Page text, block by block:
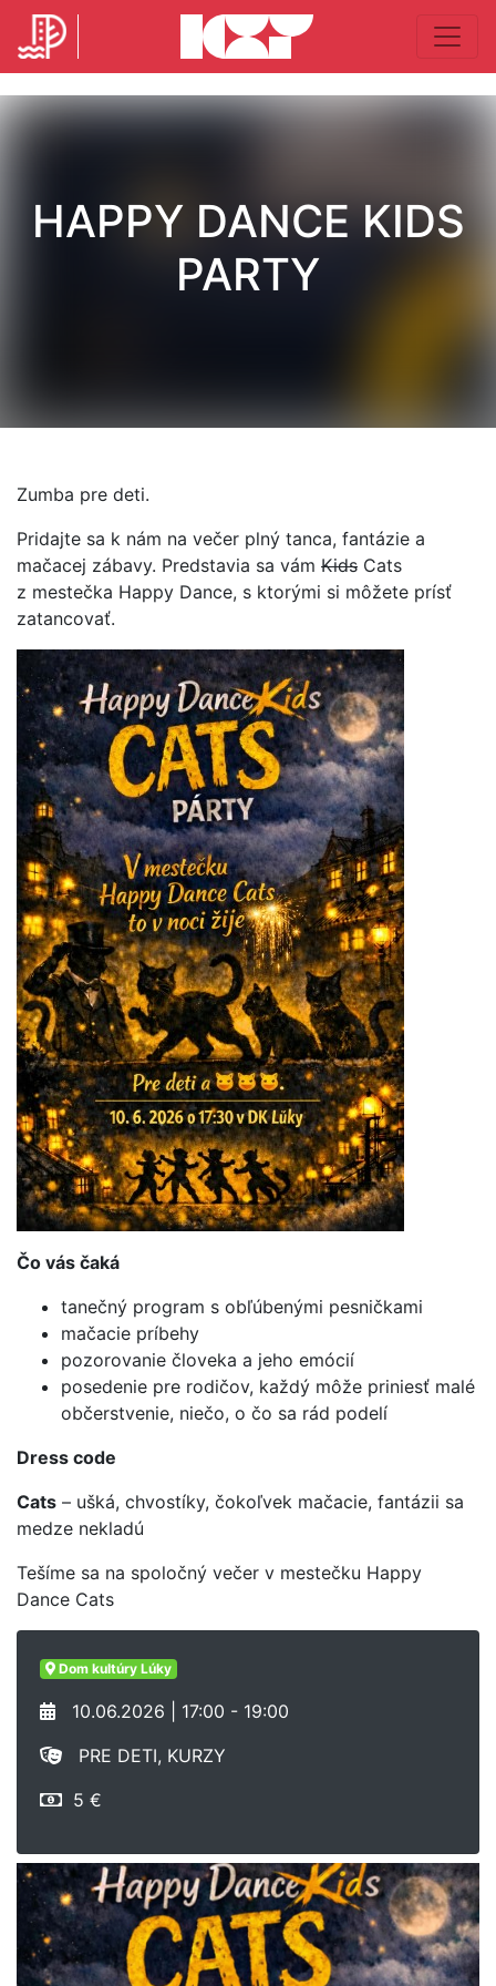
HAPPY DANCE KIDS
PARTY
Zumba pre deti.
Pridajte sa k nám na večer plný tanca, fantázie a
mačacej zábavy. Predstavia sa vám Kids Cats
z mestečka Happy Dance, s ktorými si môžete prísť
zatancovať.
Čo vás čaká
tanečný program s obľúbenými pesničkami
mačacie príbehy
pozorovanie človeka a jeho emócií
posedenie pre rodičov, každý môže priniesť malé
občerstvenie, niečo, o čo sa rád podelí
Dress code
Cats – ušká, chvostíky, čokoľvek mačacie, fantázii sa
medze nekladú
Tešíme sa na spoločný večer v mestečku Happy
Dance Cats
Dom kultúry Lúky
10.06.2026 | 17:00 - 19:00
PRE DETI, KURZY
5 €